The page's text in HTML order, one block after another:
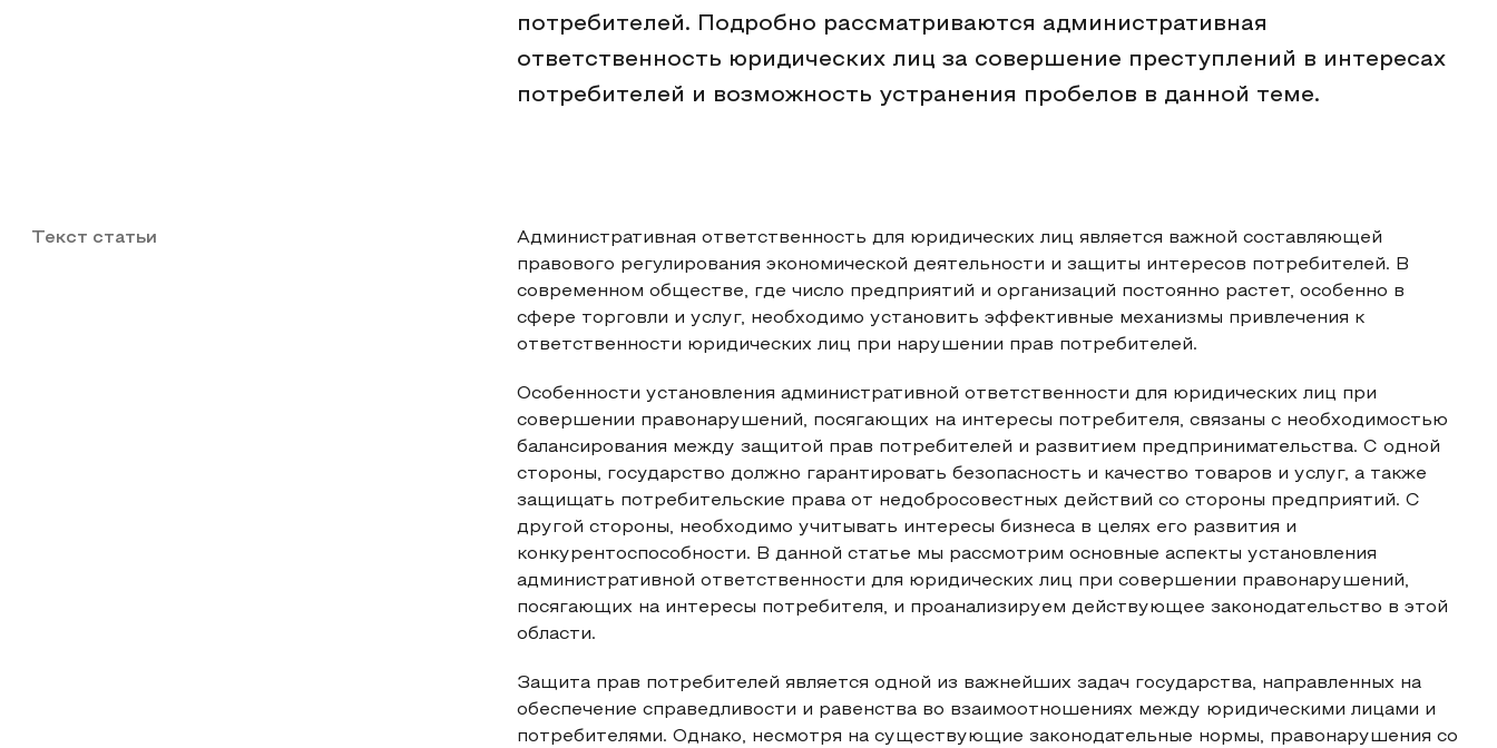
потребителей. Подробно рассматриваются административная
ответственность юридических лиц за совершение преступлений в интересах
потребителей и возможность устранения пробелов в данной теме.
Текст статьи
Административная ответственность для юридических лиц является важной составляющей
правового регулирования экономической деятельности и защиты интересов потребителей. В
современном обществе, где число предприятий и организаций постоянно растет, особенно в
сфере торговли и услуг, необходимо установить эффективные механизмы привлечения к
ответственности юридических лиц при нарушении прав потребителей.
Особенности установления административной ответственности для юридических лиц при
совершении правонарушений, посягающих на интересы потребителя, связаны с необходимостью
балансирования между защитой прав потребителей и развитием предпринимательства. С одной
стороны, государство должно гарантировать безопасность и качество товаров и услуг, а также
защищать потребительские права от недобросовестных действий со стороны предприятий. С
другой стороны, необходимо учитывать интересы бизнеса в целях его развития и
конкурентоспособности. В данной статье мы рассмотрим основные аспекты установления
административной ответственности для юридических лиц при совершении правонарушений,
посягающих на интересы потребителя, и проанализируем действующее законодательство в этой
области.
Защита прав потребителей является одной из важнейших задач государства, направленных на
обеспечение справедливости и равенства во взаимоотношениях между юридическими лицами и
потребителями. Однако, несмотря на существующие законодательные нормы, правонарушения со